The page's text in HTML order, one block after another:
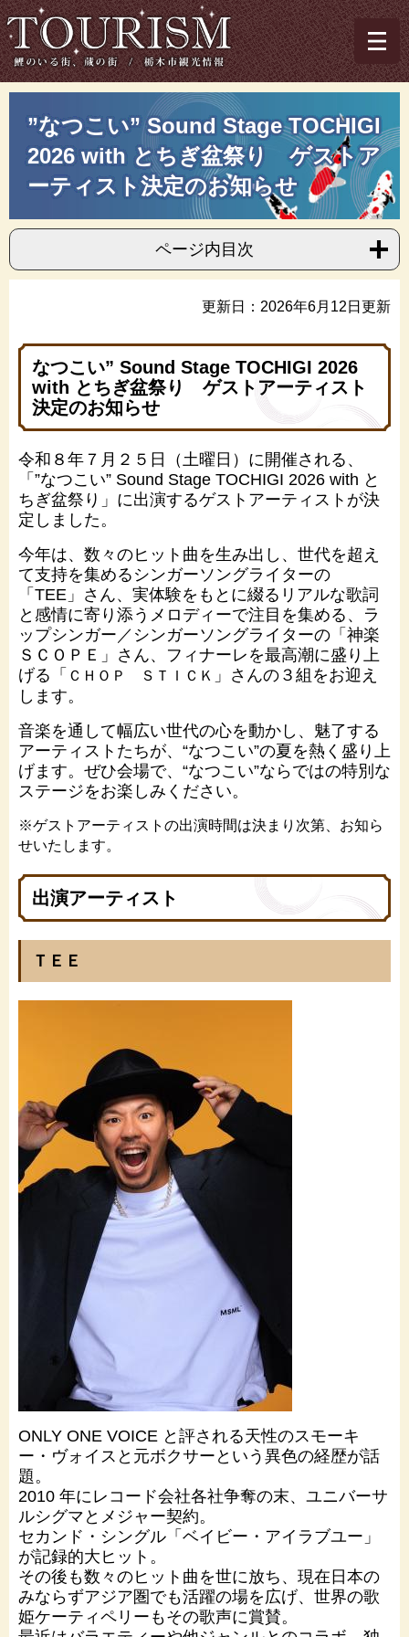
ペ
ー
ジ
の
先
メ
ニ
ュ
ー
を
へ
TOURISM～栃木市観光情報
TOCHIGI 2026 with とちぎ盆祭り ゲストアーティスト決定のお知らせ
”なつこい” Sound Stage TOCHIGI
2026 with とちぎ盆祭り ゲストア
ーティスト決定のお知らせ
ページ内目次
更新日：2026年6月12日更新
なつこい” Sound Stage TOCHIGI 2026
with とちぎ盆祭り ゲストアーティスト
決定のお知らせ
令和８年７月２５日（土曜日）に開催される、
「”なつこい” Sound Stage TOCHIGI 2026 with と
ちぎ盆祭り」に出演するゲストアーティストが決
定しました。
今年は、数々のヒット曲を生み出し、世代を超え
て支持を集めるシンガーソングライターの
「TEE」さん、実体験をもとに綴るリアルな歌詞
と感情に寄り添うメロディーで注目を集める、ラ
ップシンガー／シンガーソングライターの「神楽
ＳＣＯＰＥ」さん、フィナーレを最高潮に盛り上
げる「 ＣＨＯＰ ＳＴＩＣＫ 」さんの３組をお迎え
します。
音楽を通して幅広い世代の心を動かし、魅了する
アーティストたちが、“なつこい”の夏を熱く盛り上
げます。ぜひ会場で、“なつこい”ならではの特別な
ステージをお楽しみください。
※ゲストアーティストの出演時間は決まり次第、お知ら
せいたします。
出演アーティスト
ＴＥＥ
ONLY ONE VOICE と評される天性のスモーキ
ー・ヴォイスと元ボクサーという異色の経歴が話
題。
2010 年にレコード会社各社争奪の末、ユニバーサ
ルシグマとメジャー契約。
セカンド・シングル「ベイビー・アイラブユー」
が記録的大ヒット。
その後も数々のヒット曲を世に放ち、現在日本の
みならずアジア圏でも活躍の場を広げ、世界の歌
姫ケーティペリーもその歌声に賞賛。